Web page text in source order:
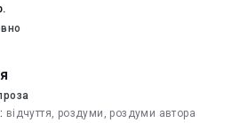
відчуття, роздуми, роздуми автора